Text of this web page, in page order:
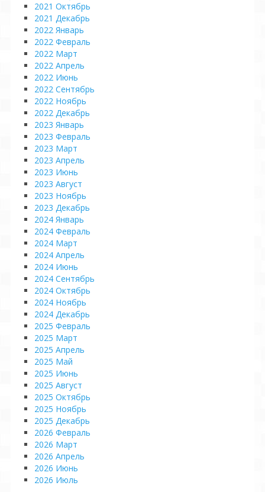
2021 Октябрь
2021 Декабрь
2022 Январь
2022 Февраль
2022 Март
2022 Апрель
2022 Июнь
2022 Сентябрь
2022 Ноябрь
2022 Декабрь
2023 Январь
2023 Февраль
2023 Март
2023 Апрель
2023 Июнь
2023 Август
2023 Ноябрь
2023 Декабрь
2024 Январь
2024 Февраль
2024 Март
2024 Апрель
2024 Июнь
2024 Сентябрь
2024 Октябрь
2024 Ноябрь
2024 Декабрь
2025 Февраль
2025 Март
2025 Апрель
2025 Май
2025 Июнь
2025 Август
2025 Октябрь
2025 Ноябрь
2025 Декабрь
2026 Февраль
2026 Март
2026 Апрель
2026 Июнь
2026 Июль